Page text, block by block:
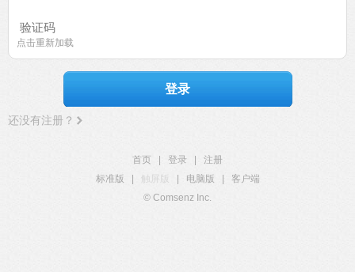
点击重新加载
登录
还没有注册？
首页 登录
注册
标准版
触屏版 电脑版
客户端
© Comsenz Inc.